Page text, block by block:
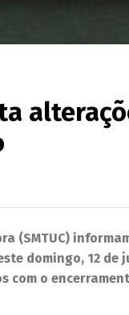
(SMTUC)
domingo, 12
com o